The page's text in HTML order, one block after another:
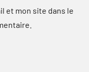
et mon site dans le